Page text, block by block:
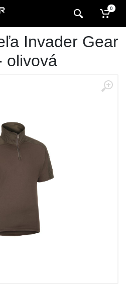
0
Invader Gear
olivová